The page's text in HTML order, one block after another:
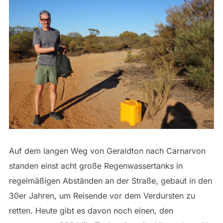
Auf dem langen Weg von Geraldton nach Carnarvon
standen einst acht große Regenwassertanks in
regelmäßigen Abständen an der Straße, gebaut in den
30er Jahren, um Reisende vor dem Verdursten zu
retten. Heute gibt es davon noch einen, den